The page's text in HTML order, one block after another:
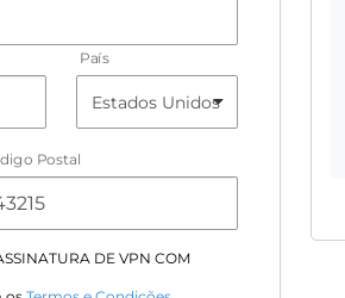
País
Postal
DE VPN COM